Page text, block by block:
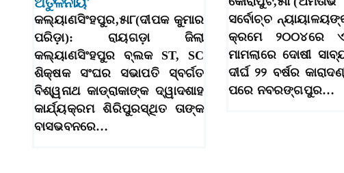
କଲ୍ୟାଣସିଂହପୁର,୫ା୮(ଦୀପକ କୁମାର
ପରିଡ଼ା): ରାୟଗଡ଼ା ଜିଲା
କଲ୍ୟାଣସିଂହପୁର ବ୍ଲକ ST, SC
ଶିକ୍ଷକ ସଂଘର ସଭାପତି ସ୍ବର୍ଗତ
ବିଶ୍ୱନାଥ କାଡ୍ରାକାଙ୍କ ଦ୍ୱାଦଶାହ
କାର୍ଯ୍ୟକ୍ରମ ଶିରିପୁରସ୍ଥିତ ତାଙ୍କ
ବାସଭବନରେ…
ସର୍ବୋଚ୍ଚ
କ୍ରମେ ୨୦୦୪ରେ
ମାମଲାରେ ଦୋଷୀ
ଦୀର୍ଘ ୨୨ ବର୍ଷର
ପରେ ନବରଙ୍ଗପୁର…